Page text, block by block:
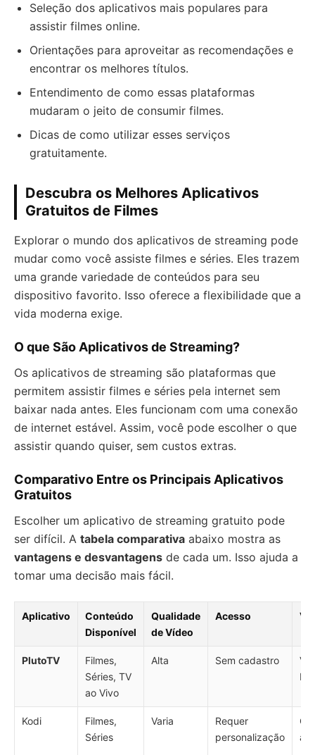
Seleção dos aplicativos mais populares para
assistir filmes online.
Orientações para aproveitar as recomendações e
encontrar os melhores títulos.
Entendimento de como essas plataformas
mudaram o jeito de consumir filmes.
Dicas de como utilizar esses serviços
gratuitamente.
Descubra os Melhores Aplicativos
Gratuitos de Filmes
Explorar o mundo dos aplicativos de streaming pode
mudar como você assiste filmes e séries. Eles trazem
uma grande variedade de conteúdos para seu
dispositivo favorito. Isso oferece a flexibilidade que a
vida moderna exige.
O que São Aplicativos de Streaming?
Os aplicativos de streaming são plataformas que
permitem assistir filmes e séries pela internet sem
baixar nada antes. Eles funcionam com uma conexão
de internet estável. Assim, você pode escolher o que
assistir quando quiser, sem custos extras.
Comparativo Entre os Principais Aplicativos
Gratuitos
Escolher um aplicativo de streaming gratuito pode
ser difícil. A tabela comparativa abaixo mostra as
vantagens e desvantagens de cada um. Isso ajuda a
tomar uma decisão mais fácil.
Aplicativo
Conteúdo
Disponível
Qualidade
de Vídeo
Acesso
PlutoTV
Filmes,
Séries, TV
ao Vivo
Alta Sem cadastro
Kodi
Filmes,
Séries
Varia
Requer
personalização